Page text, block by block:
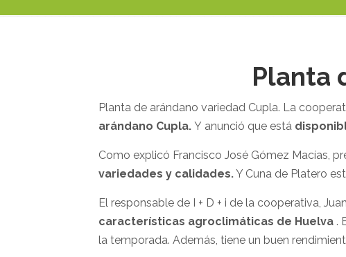
Planta
Planta de arándano variedad Cupla. La
arándano Cupla. Y anunció que está
Como explicó Francisco José Gómez Macías,
variedades y calidades.Y Cuna de Platero
El responsable de I + D + i de la cooperativa,
características agroclimáticas de Huelva .
la temporada. Además, tiene un buen